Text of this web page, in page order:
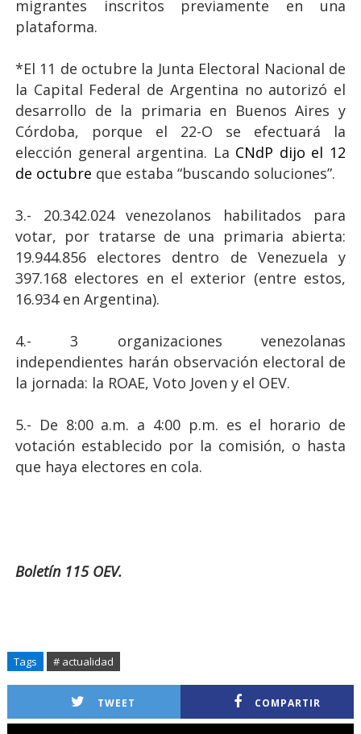
migrantes inscritos previamente en una
plataforma.
*El 11 de octubre la Junta Electoral Nacional de
la Capital Federal de Argentina no autorizó el
desarrollo de la primaria en Buenos Aires y
Córdoba, porque el 22-O se efectuará la
elección general argentina. La CNdP dijo el 12
de octubre que estaba “buscando soluciones”.
3.- 20.342.024 venezolanos habilitados para
votar, por tratarse de una primaria abierta:
19.944.856 electores dentro de Venezuela y
397.168 electores en el exterior (entre estos,
16.934 en Argentina).
4.- 3 organizaciones venezolanas
independientes harán observación electoral de
la jornada: la ROAE, Voto Joven y el OEV.
5.- De 8:00 a.m. a 4:00 p.m. es el horario de
votación establecido por la comisión, o hasta
que haya electores en cola.
Boletín 115 OEV.
Tags # actualidad
TWEET COMPARTIR